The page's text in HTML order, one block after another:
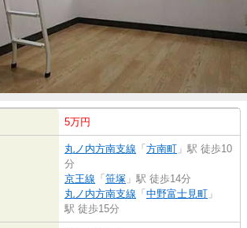
5万円
丸ノ内方南支線 「 方南町 」駅 徒歩10
分
京王線 「 笹塚 」駅 徒歩14分
丸ノ内方南支線 「 中野富士見町 」
駅 徒歩15分